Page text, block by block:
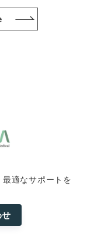
適なサポートを